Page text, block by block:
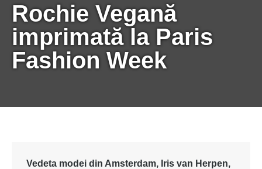
Rochie Vegană
imprimată la Paris
Fashion Week
Vedeta modei din Amsterdam, Iris van Herpen,